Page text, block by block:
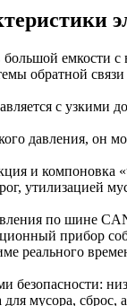
емкости
обратной
с узкими
давления, он
и компоновка
утилизацией
по шине
прибор
реального
мусора,